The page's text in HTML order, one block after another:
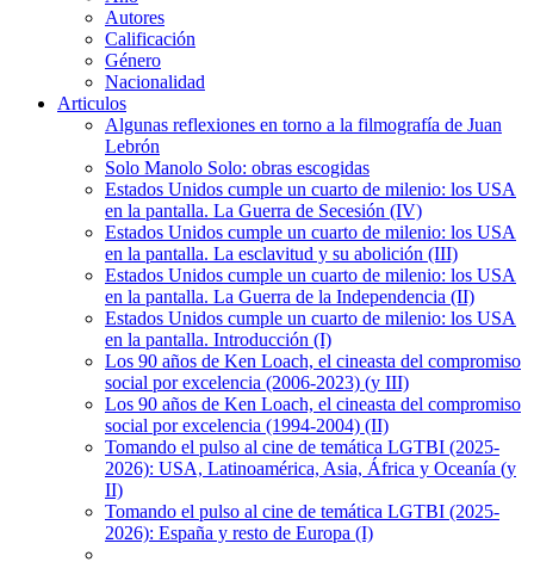
Autores
Calificación
Género
Nacionalidad
Articulos
Algunas reflexiones en torno a la filmografía de Juan
Lebrón
Solo Manolo Solo: obras escogidas
Estados Unidos cumple un cuarto de milenio: los USA
en la pantalla. La Guerra de Secesión (IV)
Estados Unidos cumple un cuarto de milenio: los USA
en la pantalla. La esclavitud y su abolición (III)
Estados Unidos cumple un cuarto de milenio: los USA
en la pantalla. La Guerra de la Independencia (II)
Estados Unidos cumple un cuarto de milenio: los USA
en la pantalla. Introducción (I)
Los 90 años de Ken Loach, el cineasta del compromiso
social por excelencia (2006-2023) (y III)
Los 90 años de Ken Loach, el cineasta del compromiso
social por excelencia (1994-2004) (II)
Tomando el pulso al cine de temática LGTBI (2025-
2026): USA, Latinoamérica, Asia, África y Oceanía (y
II)
Tomando el pulso al cine de temática LGTBI (2025-
2026): España y resto de Europa (I)